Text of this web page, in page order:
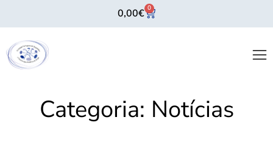
0,00€ 0
Categoria: Notícias